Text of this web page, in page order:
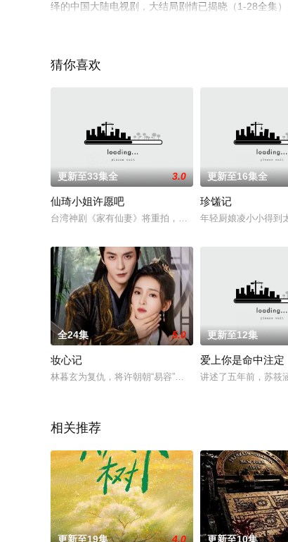
绎的中国大陆电视剧，大结局剧情已揭晓（1-28全集
猜你喜欢
更新至33集全 3.0
仙琦小姐许愿吧
台湾神剧《家有仙妻》将重拍，由郭靖宇监制，原版导演
更新至16集全
珍馐记
年轻厨娘凌小小得到
全24集 5.0
妆心记
林暮玄为复仇，将许朝朝“易容”成身怀绝技的白月光吸引
更新至12集
爱上你是命中注定
讲述了五年前，苏筱
相关推荐
更新至19集 4.0 更新至10集